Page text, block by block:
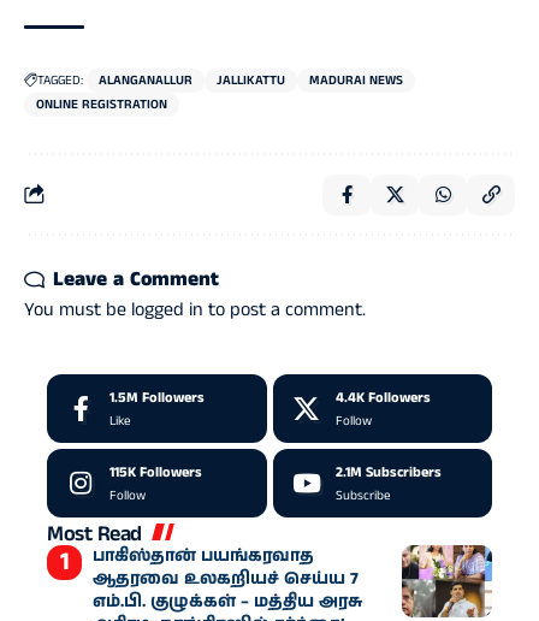
TAGGED: ALANGANALLUR JALLIKATTU
MADURAI NEWS
ONLINE REGISTRATION
Leave a Comment
You must be logged in to post a comment.
1.5M Followers
Like
4.4K Followers
Follow
115KFollowers
Follow
2.1M Subscribers
Subscribe
Most Read
பாகிஸ்தான் பயங்கரவாத
ஆதரவை உலகறியச் செய்ய 7
எம்.பி. குழுக்கள் – மத்திய அரசு